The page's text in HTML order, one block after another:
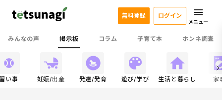
みんなの声 掲示板 コラム 子育て本 ホンネ調査
無料登録 ログイン
メニュー
い事 妊娠/出産 発達/発育 遊び/学び 生活と暮らし 家